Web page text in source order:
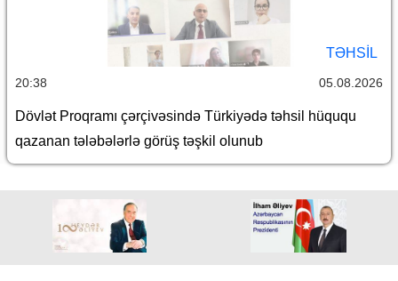
TƏHSIL
20:38 05.08.2026
Dövlət Proqramı çərçivəsində Türkiyədə təhsil hüququ
qazanan tələbələrlə görüş təşkil olunub